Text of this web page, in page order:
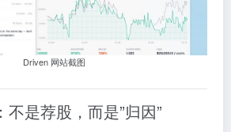
Driven 网站截图
不是荐股，而是”归因”